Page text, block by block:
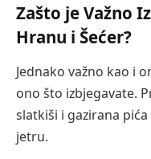
Zašto je Važno
Hranu i Šećer?
Jednako važno kao i
ono što izbjegavate.
slatkiši i gazirana
jetru.